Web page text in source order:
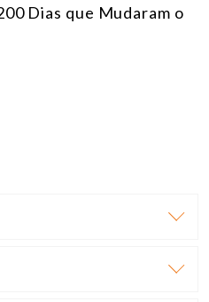
Dias que Mudaram o